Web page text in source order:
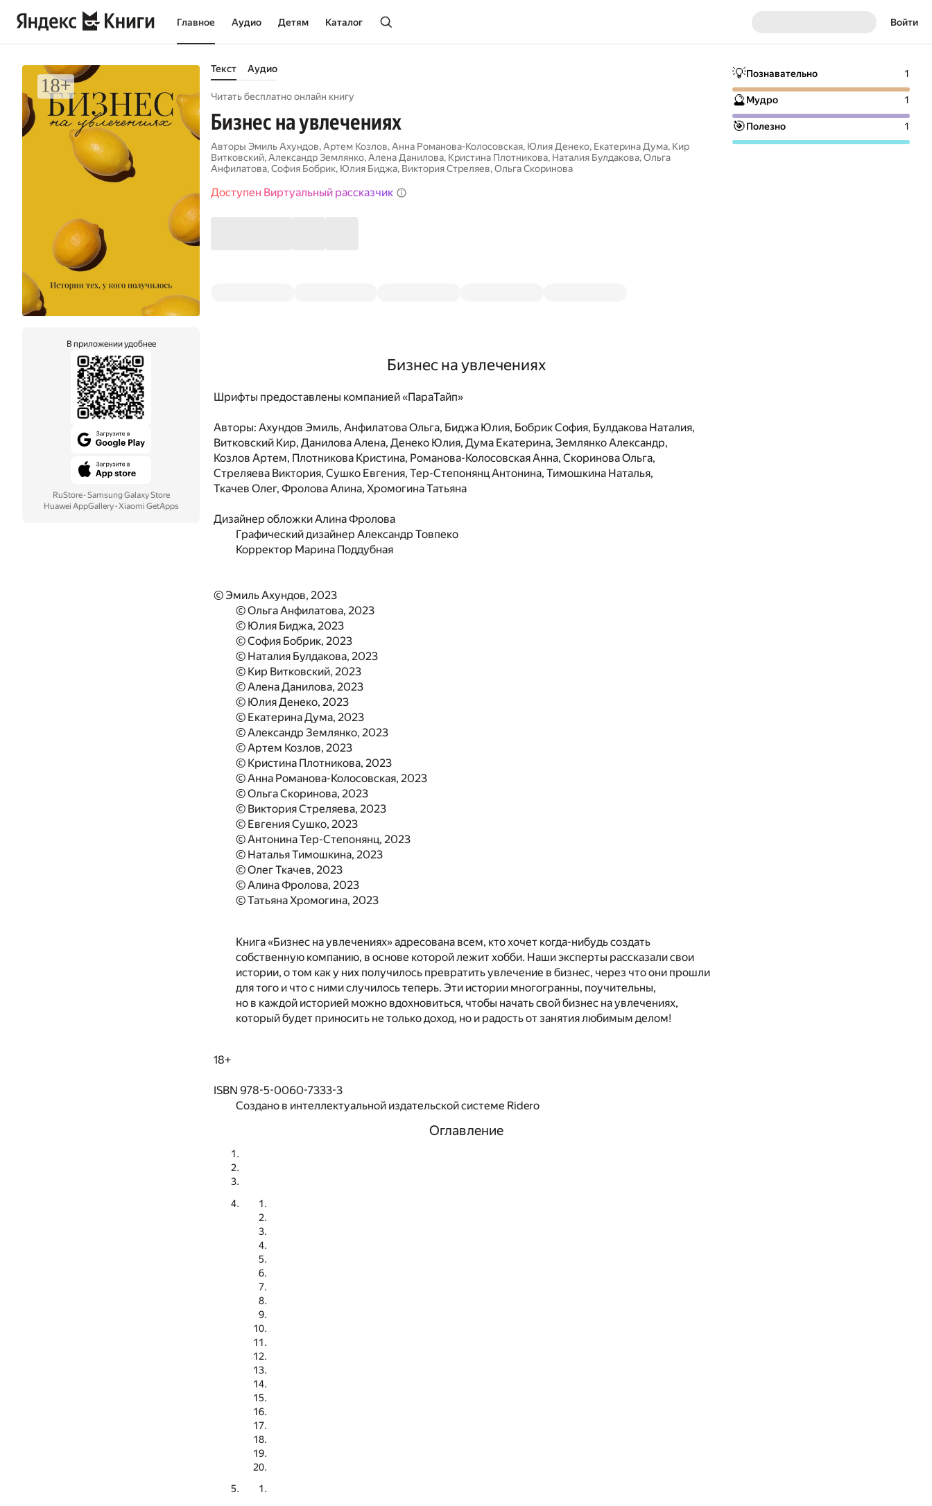
Главное Аудио Детям Каталог Войти
В приложении удобнее
RuStore· Samsung Galaxy Store
Huawei AppGallery· Xiaomi GetApps
Текст Аудио
Читать бесплатно онлайн книгу
Бизнес на увлечениях
Авторы Эмиль Ахундов,Артем Козлов,Анна Романова-Колосовская, Юлия Денеко, Екатерина Дума, Кир
Витковский,Александр Землянко,Алена Данилова, Кристина Плотникова, Наталия Булдакова,Ольга
Анфилатова,София Бобрик, Юлия Биджа, Виктория Стреляев,Ольга Скоринова
Доступен Виртуальный рассказчик
Бизнес на увлечениях
Шрифты предоставлены компанией «ПараТайп»
Авторы: Ахундов Эмиль, Анфилатова Ольга, Биджа Юлия, Бобрик София, Булдакова Наталия,
Витковский Кир, Данилова Алена, Денеко Юлия, Дума Екатерина, Землянко Александр,
Козлов Артем, Плотникова Кристина, Романова-Колосовская Анна, Скоринова Ольга,
Стреляева Виктория, Сушко Евгения, Тер-Степонянц Антонина, Тимошкина Наталья,
Ткачев Олег, Фролова Алина, Хромогина Татьяна
Дизайнер обложкиАлина Фролова
Графический дизайнер Александр Товпеко
Корректор Марина Поддубная
© Эмиль Ахундов, 2023
© Ольга Анфилатова, 2023
© Юлия Биджа, 2023
© София Бобрик, 2023
© Наталия Булдакова, 2023
© Кир Витковский, 2023
© Алена Данилова, 2023
© Юлия Денеко, 2023
© Екатерина Дума, 2023
© Александр Землянко, 2023
© Артем Козлов, 2023
© Кристина Плотникова, 2023
© Анна Романова-Колосовская, 2023
© Ольга Скоринова, 2023
© Виктория Стреляева, 2023
© Евгения Сушко, 2023
© Антонина Тер-Степонянц, 2023
© Наталья Тимошкина, 2023
© Олег Ткачев, 2023
© Алина Фролова, 2023
© Татьяна Хромогина, 2023
Книга «Бизнес на увлечениях» адресована всем, кто хочет когда-нибудь создать
собственную компанию, в основе которой лежит хобби. Наши эксперты рассказали свои
истории, о том как у них получилось превратить увлечение в бизнес, через что они прошли
для того и что с ними случилось теперь. Эти истории многогранны, поучительны,
но в каждой историей можно вдохновиться, чтобы начать свой бизнес на увлечениях,
который будет приносить не только доход, но и радость от занятия любимым делом!
18+
ISBN 978-5-0060-7333-3
Создано в интеллектуальной издательской системе Ridero
Оглавление
💡Познавательно 1
🔮Мудро 1
🎯Полезно 1